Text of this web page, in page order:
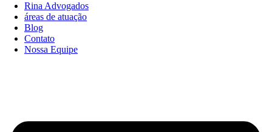
Rina Advogados
áreas de atuação
Blog
Contato
Nossa Equipe